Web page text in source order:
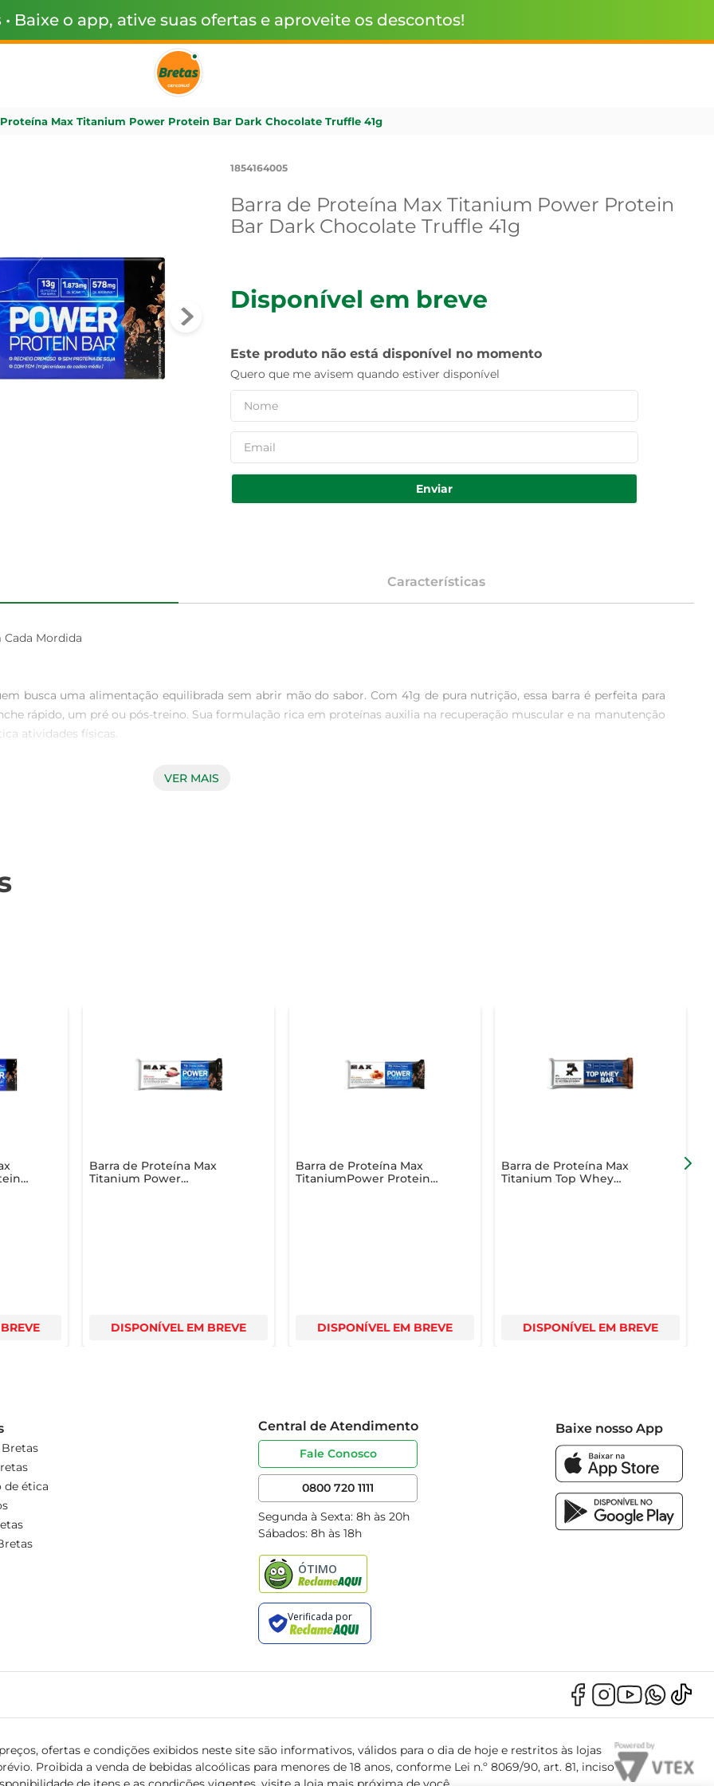
• Baixe o app, ative suas ofertas e aproveite os descontos!
Max Titanium Power Protein Bar Dark Chocolate Truffle 41g
1854164005
Barra de Proteína Max Titanium Power Protein
Bar Dark Chocolate Truffle 41g
Disponível em breve
Este produto não está disponível no momento
Quero que me avisem quando estiver disponível
Enviar
Características
Cada Mordida
busca uma alimentação equilibrada sem abrir mão do sabor. Com 41g de pura nutrição, essa barra é perfeita para
rápido, um pré ou pós-treino. Sua formulação rica em proteínas auxilia na recuperação muscular e na manutenção
atividades físicas.
na bolsa ou mochila, permitindo que você a tenha sempre à mão. Seja no trabalho, na academia ou em
VER MAIS
Barra de Proteína Max
Titanium Power
DISPONÍVEL EM BREVE
Barra de Proteína Max
TitaniumPower Protein
DISPONÍVEL EM BREVE
Barra de Proteína Max
Titanium Top Whey
DISPONÍVEL EM BREVE
de ética
Central de Atendimento
Fale Conosco
0800 720 1111
Segunda à Sexta: 8h às 20h
Sábados: 8h às 18h
Baixe nosso App
ofertas e condições exibidos neste site são informativos, válidos para o dia de hoje e restritos às lojas
Proibida a venda de bebidas alcoólicas para menores de 18 anos, conforme Lei n.º 8069/90, art. 81, inciso